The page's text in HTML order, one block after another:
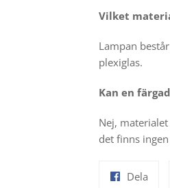
Vilket
Lampan
plexiglas.
Kan en
Nej,
det finns
Dela